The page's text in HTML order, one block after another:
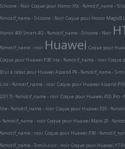
Silicone - Noir Coque pour Honor X5c - %motif_name -
%motif_name - Silicone - Noir Coque pour Honor Magic8
Honor 400 Smart 4G - %motif_name - Silicone - Noir
%motif_name - noir Huawei Coque pour
Coque pour Huawei P30 lite - %motif_name - noir Coque
Etui à rabat pour Huawei Ascend P9 - %motif_name -
Lite - %motif_name - noir Coque pour Huawei Ascend
(2017) - %motif_name - noir Coque pour Huawei P20 Pro
lite - %motif_name - noir Coque pour Huawei P20 -
- %motif_name - noir Coque pour Huawei Mate 20 -
%motif_name - noir Coque pour Huawei P30 -
%motif_name - Simili-cuir - noir Coque pour Huawei Y7